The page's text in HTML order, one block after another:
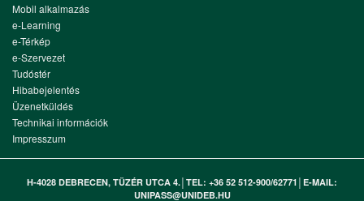
Mobil alkalmazás
e-Learning
e-Térkép
e-Szervezet
Tudóstér
Hibabejelentés
Üzenetküldés
Technikai információk
Impresszum
H-4028 DEBRECEN, TÜZÉR UTCA 4.│TEL: +36 52 512-900/62771│E-MAIL:
UNIPASS@UNIDEB.HU